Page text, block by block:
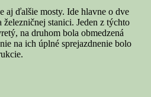
aj ďalšie mosty. Ide hlavne o dve
železničnej stanici. Jeden z týchto
na druhom bola obmedzená
na ich úplné sprejazdnenie bolo